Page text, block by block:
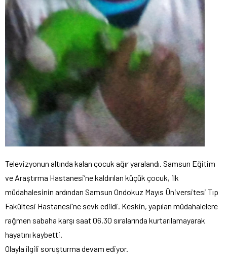
Televizyonun altında kalan çocuk ağır yaralandı. Samsun Eğitim
ve Araştırma Hastanesi’ne kaldırılan küçük çocuk, ilk
müdahalesinin ardından Samsun Ondokuz Mayıs Üniversitesi Tıp
Fakültesi Hastanesi’ne sevk edildi. Keskin, yapılan müdahalelere
rağmen sabaha karşı saat 06.30 sıralarında kurtarılamayarak
hayatını kaybetti.
Olayla ilgili soruşturma devam ediyor.